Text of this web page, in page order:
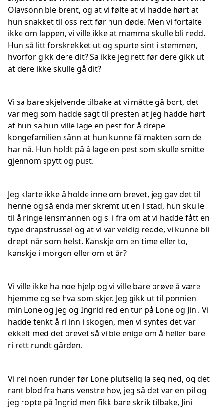
Olavsönn ble brent, og at vi følte at vi hadde hørt at
hun snakket til oss rett før hun døde. Men vi fortalte
ikke om lappen, vi ville ikke at mamma skulle bli redd.
Hun så litt forskrekket ut og spurte sint i stemmen,
hvorfor gikk dere dit? Sa ikke jeg rett før dere gikk ut
at dere ikke skulle gå dit?
Vi sa bare skjelvende tilbake at vi måtte gå bort, det
var meg som hadde sagt til presten at jeg hadde hørt
at hun sa hun ville lage en pest for å drepe
kongefamilien sånn at hun kunne få makten som de
har nå. Hun holdt på å lage en pest som skulle smitte
gjennom spytt og pust.
Jeg klarte ikke å holde inne om brevet, jeg gav det til
henne og så enda mer skremt ut en i stad, hun skulle
til å ringe lensmannen og si i fra om at vi hadde fått en
type drapstrussel og at vi var veldig redde, vi kunne bli
drept når som helst. Kanskje om en time eller to,
kanskje i morgen eller om et år?
Vi ville ikke ha noe hjelp og vi ville bare prøve å være
hjemme og se hva som skjer. Jeg gikk ut til ponnien
min Lone og jeg og Ingrid red en tur på Lone og Jini. Vi
hadde tenkt å ri inn i skogen, men vi syntes det var
ekkelt med det brevet så vi ble enige om å heller bare
ri rett rundt gården.
Vi rei noen runder før Lone plutselig la seg ned, og det
rant blod fra hans venstre hov, jeg så det var en pil og
jeg ropte på Ingrid men fikk bare skrik tilbake, Jini